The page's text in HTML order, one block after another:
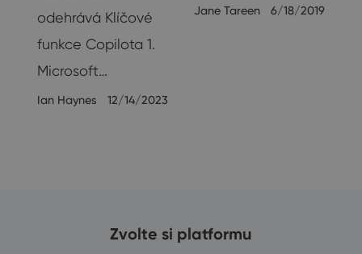
odehrává Klíčové
funkce Copilota 1.
Microsoft…
Ian Haynes 12/14/2023
Jane Tareen 6/18/2019
Zvolte si platformu